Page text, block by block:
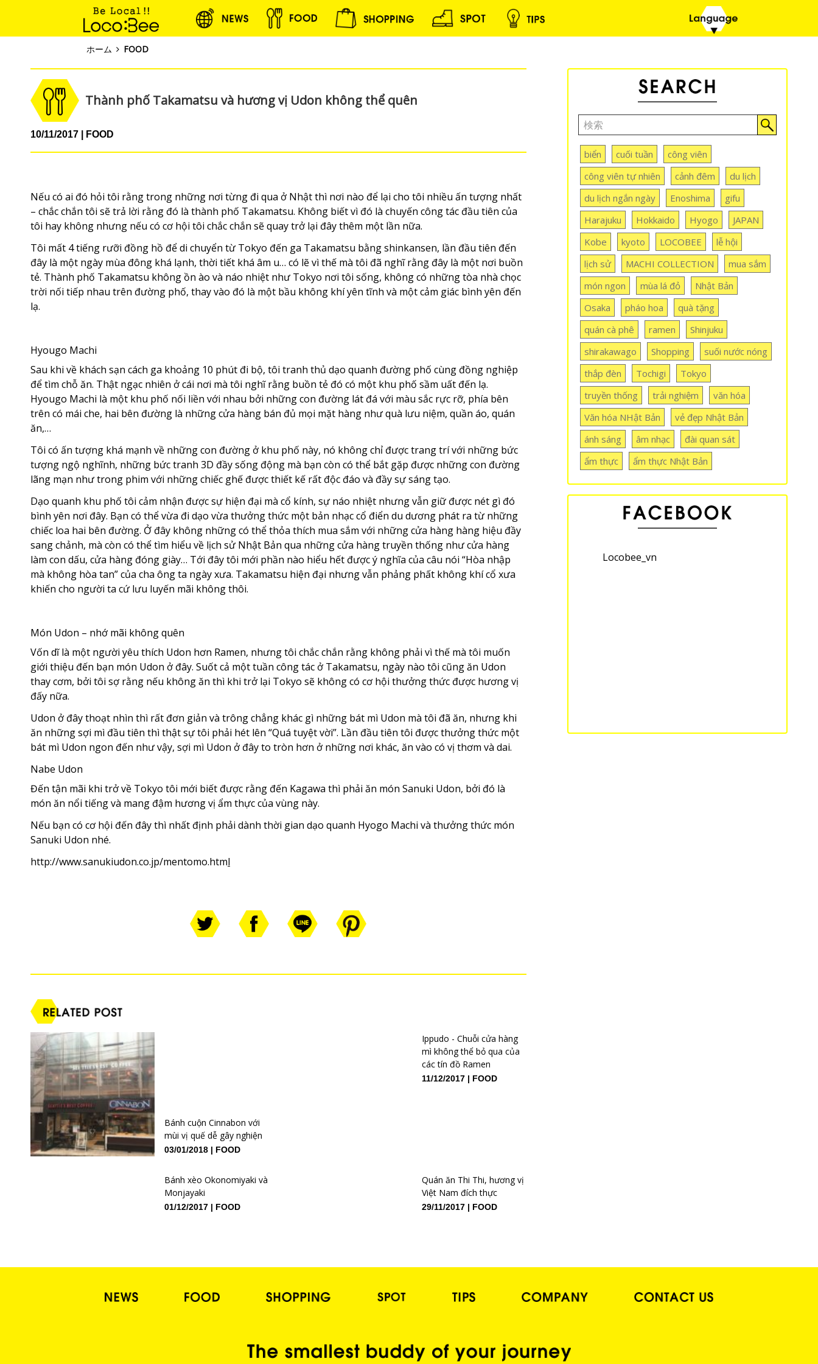
ホーム FOOD
Thành phố Takamatsu và hương vị Udon không thể quên
10/11/2017 FOOD
Nếu có ai đó hỏi tôi rằng trong những nơi từng đi qua ở Nhật thì nơi nào để lại cho tôi nhiều ấn tượng nhất
– chắc chắn tôi sẽ trả lời rằng đó là thành phố Takamatsu. Không biết vì đó là chuyến công tác đầu tiên của
tôi hay không nhưng nếu có cơ hội tôi chắc chắn sẽ quay trở lại đây thêm một lần nữa.
Tôi mất 4 tiếng rưỡi đồng hồ để di chuyển từ Tokyo đến ga Takamatsu bằng shinkansen, lần đầu tiên đến
đây là một ngày mùa đông khá lạnh, thời tiết khá âm u… có lẽ vì thế mà tôi đã nghĩ rằng đây là một nơi buồn
tẻ. Thành phố Takamatsu không ồn ào và náo nhiệt như Tokyo nơi tôi sống, không có những tòa nhà chọc
trời nối tiếp nhau trên đường phố, thay vào đó là một bầu không khí yên tĩnh và một cảm giác bình yên đến
lạ.
Hyougo Machi
Sau khi về khách sạn cách ga khoảng 10 phút đi bộ, tôi tranh thủ dạo quanh đường phố cùng đồng nghiệp
để tìm chỗ ăn. Thật ngạc nhiên ở cái nơi mà tôi nghĩ rằng buồn tẻ đó có một khu phố sầm uất đến lạ.
Hyougo Machi là một khu phố nối liền với nhau bởi những con đường lát đá với màu sắc rực rỡ, phía bên
trên có mái che, hai bên đường là những cửa hàng bán đủ mọi mặt hàng như quà lưu niệm, quần áo, quán
ăn,…
Tôi có ấn tượng khá mạnh về những con đường ở khu phố này, nó không chỉ được trang trí với những bức
tượng ngộ nghĩnh, những bức tranh 3D đầy sống động mà bạn còn có thể bắt gặp được những con đường
lãng mạn như trong phim với những chiếc ghế được thiết kế rất độc đáo và đầy sự sáng tạo.
Dạo quanh khu phố tôi cảm nhận được sự hiện đại mà cổ kính, sự náo nhiệt nhưng vẫn giữ được nét gì đó
bình yên nơi đây. Bạn có thể vừa đi dạo vừa thưởng thức một bản nhạc cổ điển du dương phát ra từ những
chiếc loa hai bên đường. Ở đây không những có thể thỏa thích mua sắm với những cửa hàng hàng hiệu đầy
sang chảnh, mà còn có thể tìm hiểu về lịch sử Nhật Bản qua những cửa hàng truyền thống như cửa hàng
làm con dấu, cửa hàng đóng giày… Tới đây tôi mới phần nào hiểu hết được ý nghĩa của câu nói “Hòa nhập
mà không hòa tan” của cha ông ta ngày xưa. Takamatsu hiện đại nhưng vẫn phảng phất không khí cổ xưa
khiến cho người ta cứ lưu luyến mãi không thôi.
Món Udon – nhớ mãi không quên
Vốn dĩ là một người yêu thích Udon hơn Ramen, nhưng tôi chắc chắn rằng không phải vì thế mà tôi muốn
giới thiệu đến bạn món Udon ở đây. Suốt cả một tuần công tác ở Takamatsu, ngày nào tôi cũng ăn Udon
thay cơm, bởi tôi sợ rằng nếu không ăn thì khi trở lại Tokyo sẽ không có cơ hội thưởng thức được hương vị
đấy nữa.
Udon ở đây thoạt nhìn thì rất đơn giản và trông chẳng khác gì những bát mì Udon mà tôi đã ăn, nhưng khi
ăn những sợi mì đầu tiên thì thật sự tôi phải hét lên “Quá tuyệt vời”. Lần đầu tiên tôi được thưởng thức một
bát mì Udon ngon đến như vậy, sợi mì Udon ở đây to tròn hơn ở những nơi khác, ăn vào có vị thơm và dai.
Nabe Udon
Đến tận mãi khi trở về Tokyo tôi mới biết được rằng đến Kagawa thì phải ăn món Sanuki Udon, bởi đó là
món ăn nổi tiếng và mang đậm hương vị ẩm thực của vùng này.
Nếu bạn có cơ hội đến đây thì nhất định phải dành thời gian dạo quanh Hyogo Machi và thưởng thức món
Sanuki Udon nhé.
http://www.sanukiudon.co.jp/mentomo.html
Bánh cuộn Cinnabon với
mùi vị quế dễ gây nghiện
03/01/2018 FOOD
Ippudo - Chuỗi cửa hàng
mì không thể bỏ qua của
các tín đồ Ramen
11/12/2017 FOOD
Bánh xèo Okonomiyaki và
Monjayaki
01/12/2017 FOOD
Quán ăn Thi Thi, hương vị
Việt Nam đích thực
29/11/2017 FOOD
biển cuối tuần
công viên
công viên tự nhiên
cảnh đêm
du lịch
du lịch ngắn ngày
Enoshima
gifu
Harajuku
Hokkaido Hyogo
JAPAN
Kobe
kyoto LOCOBEE
lễ hội
lịch sử
MACHI COLLECTION
mua sắm
món ngon
mùa lá đỏ
Nhật Bản
Osaka
pháo hoa
quà tặng
quán cà phê
ramen
Shinjuku
shirakawago
Shopping
suối nước nóng
thắp đèn
Tochigi
Tokyo
truyền thống
trải nghiệm
văn hóa
Văn hóa NHật Bản
vẻ đẹp Nhật Bản
ánh sáng
âm nhạc
đài quan sát
ẩm thực
ẩm thực Nhật Bản
Locobee_vn